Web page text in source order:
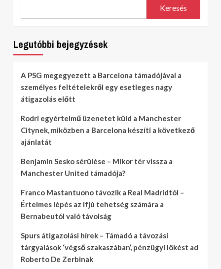
Keresés
Legutóbbi bejegyzések
A PSG megegyezett a Barcelona támadójával a
személyes feltételekről egy esetleges nagy
átigazolás előtt
Rodri egyértelmű üzenetet küld a Manchester
Citynek, miközben a Barcelona készíti a következő
ajánlatát
Benjamin Sesko sérülése – Mikor tér vissza a
Manchester United támadója?
Franco Mastantuono távozik a Real Madridtól –
Értelmes lépés az ifjú tehetség számára a
Bernabeutól való távolság
Spurs átigazolási hírek – Támadó a távozási
tárgyalások ‘végső szakaszában’, pénzügyi lökést ad
Roberto De Zerbinak